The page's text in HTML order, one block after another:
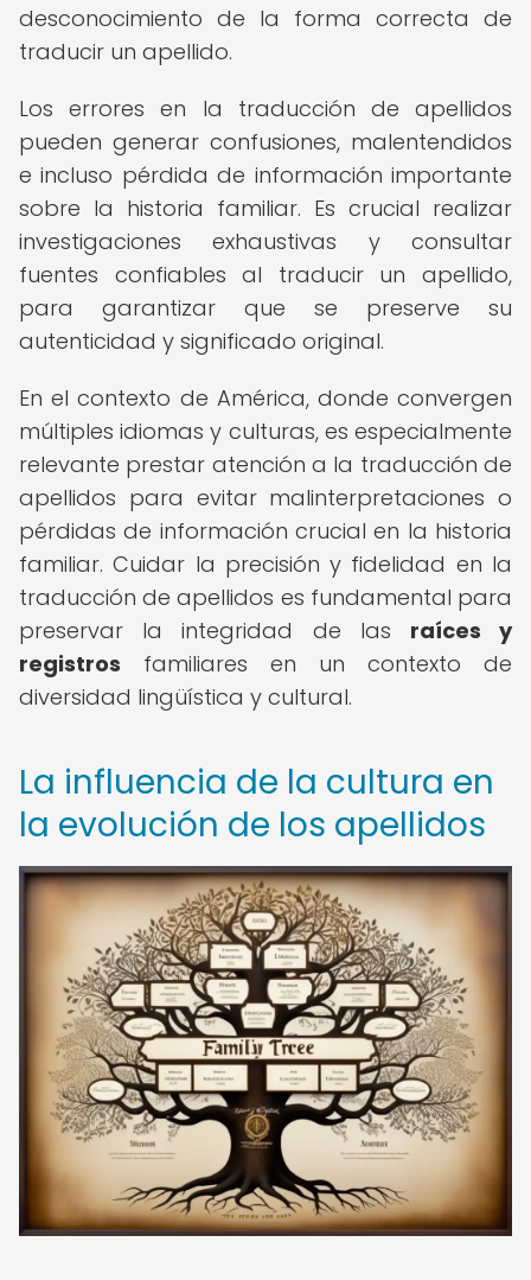
desconocimiento de la forma correcta de
traducir un apellido.
Los errores en la traducción de apellidos
pueden generar confusiones, malentendidos
e incluso pérdida de información importante
sobre la historia familiar. Es crucial realizar
investigaciones exhaustivas y consultar
fuentes confiables al traducir un apellido,
para garantizar que se preserve su
autenticidad y significado original.
En el contexto de América, donde convergen
múltiples idiomas y culturas, es especialmente
relevante prestar atención a la traducción de
apellidos para evitar malinterpretaciones o
pérdidas de información crucial en la historia
familiar. Cuidar la precisión y fidelidad en la
traducción de apellidos es fundamental para
preservar la integridad de las raíces y
registros familiares en un contexto de
diversidad lingüística y cultural.
La influencia de la cultura en
la evolución de los apellidos